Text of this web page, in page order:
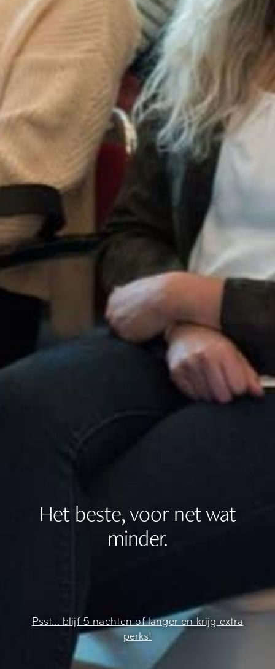
Het beste, voor net wat
minder.
Psst... blijf 5 nachten of langer en krijg extra
perks!